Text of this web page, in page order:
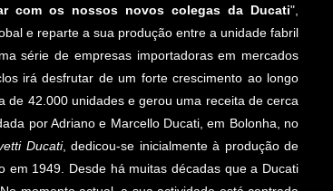
com os nossos novos colegas da Ducati",
e reparte a sua produção entre a unidade fabril
série de empresas importadoras em mercados
irá desfrutar de um forte crescimento ao longo
de 42.000 unidades e gerou uma receita de cerca
por Adriano e Marcello Ducati, em Bolonha, no
Ducati, dedicou-se inicialmente à produção de
em 1949. Desde há muitas décadas que a Ducati